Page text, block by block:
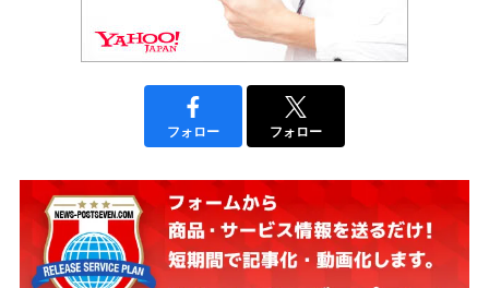
フォロー フォロー